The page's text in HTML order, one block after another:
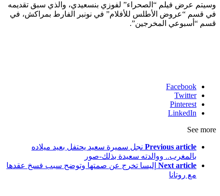
وسيتم عرض فيلم “الصحراء” لفوزي بنسعيدي، والذي سبق تقديمه
في قسم “عروض الأطلس للأفلام” في نونبر الفارط بمراكش، في
قسم “أسبوعي المخرجين”.
Facebook
Twitter
Pinterest
LinkedIn
See more
Previous article نجل سميرة سعيد يحتفل بعيد ميلاده
بالمغرب.. ووالدته سعيدة بذلك-صور
Next article إليسا تخرج عن صمتها وتوضح سبب فسخ عقدها
مع روتانا